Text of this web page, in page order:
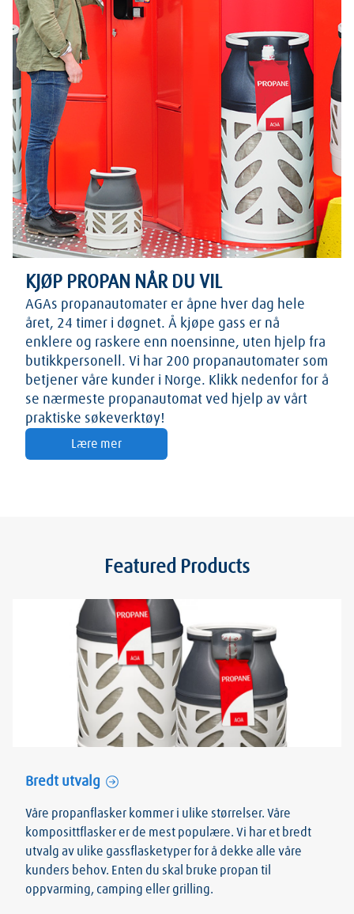
KJØP PROPAN NÅR DU VIL
AGAs propanautomater er åpne hver dag hele
året, 24 timer i døgnet. Å kjøpe gass er nå
enklere og raskere enn noensinne, uten hjelp fra
butikkpersonell. Vi har 200 propanautomater som
betjener våre kunder i Norge. Klikk nedenfor for å
se nærmeste propanautomat ved hjelp av vårt
praktiske søkeverktøy!
Lære mer
Featured Products
Bredt utvalg
Våre propanflasker kommer i ulike størrelser. Våre
komposittflasker er de mest populære. Vi har et bredt
utvalg av ulike gassflasketyper for å dekke alle våre
kunders behov. Enten du skal bruke propan til
oppvarming, camping eller grilling.